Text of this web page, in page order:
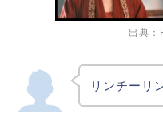
出典：
リンチーリ